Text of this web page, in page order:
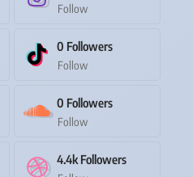
Follow
0 Followers
Follow
0 Followers
Follow
4.4k Followers